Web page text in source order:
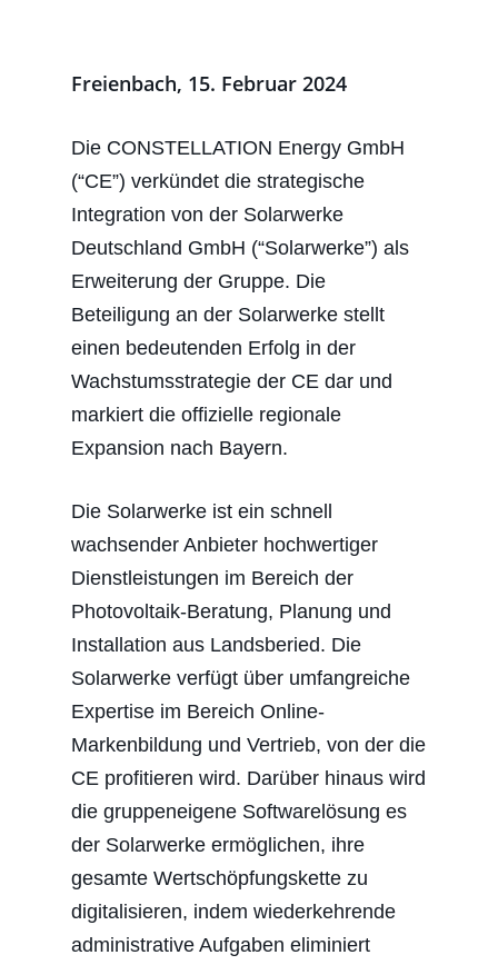
Freienbach, 15. Februar 2024
Die CONSTELLATION Energy GmbH
(“CE”) verkündet die strategische
Integration von der Solarwerke
Deutschland GmbH (“Solarwerke”) als
Erweiterung der Gruppe. Die
Beteiligung an der Solarwerke stellt
einen bedeutenden Erfolg in der
Wachstumsstrategie der CE dar und
markiert die offizielle regionale
Expansion nach Bayern.
Die Solarwerke ist ein schnell
wachsender Anbieter hochwertiger
Dienstleistungen im Bereich der
Photovoltaik-Beratung, Planung und
Installation aus Landsberied. Die
Solarwerke verfügt über umfangreiche
Expertise im Bereich Online-
Markenbildung und Vertrieb, von der die
CE profitieren wird. Darüber hinaus wird
die gruppeneigene Softwarelösung es
der Solarwerke ermöglichen, ihre
gesamte Wertschöpfungskette zu
digitalisieren, indem wiederkehrende
administrative Aufgaben eliminiert